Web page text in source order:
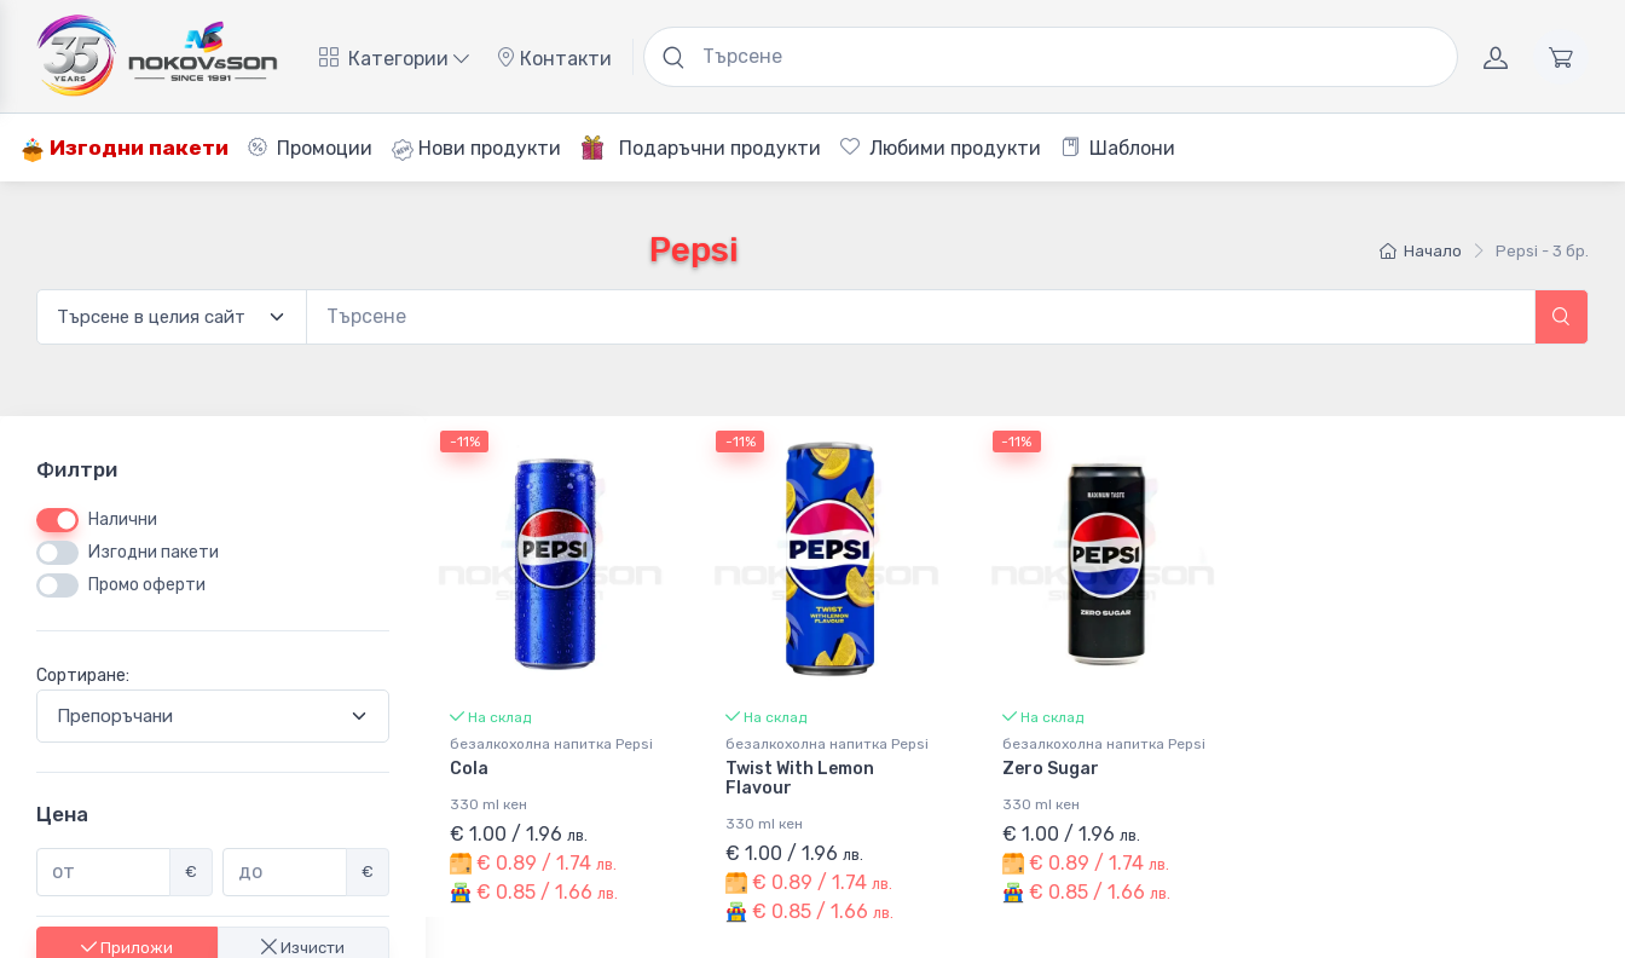
Категории Контакти
Изгодни пакети Промоции Нови продукти Подаръчни продукти Любими продукти Шаблони
Pepsi Начало Pepsi - 3 бр.
Филтри
Налични
Изгодни пакети
Промо оферти
Сортиране:
Цена
€ €
Приложи Изчисти
-11%
На склад
безалкохолна напитка Pepsi
Cola
330 ml кен
€ 1.00 / 1.96 лв.
€ 0.89 / 1.74 лв.
€ 0.85 / 1.66 лв.
-11%
На склад
безалкохолна напитка Pepsi
Twist With Lemon
Flavour
330 ml кен
€ 1.00 / 1.96 лв.
€ 0.89 / 1.74 лв.
€ 0.85 / 1.66 лв.
-11%
На склад
безалкохолна напитка Pepsi
Zero Sugar
330 ml кен
€ 1.00 / 1.96 лв.
€ 0.89 / 1.74 лв.
€ 0.85 / 1.66 лв.